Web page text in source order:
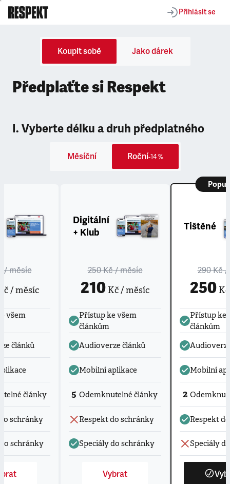
Přihlásit se
Koupit sobě Jako dárek
Předplaťte si Respekt
I. Vyberte délku a druh předplatného
Měsíční Roční-14 %
/ měsíc
/ měsíc
všem
článků
články
schránky
schránky
Digitální
+ Klub
250 Kč/ měsíc
210 Kč / měsíc
Přístup ke všem
článkům
Audioverze článků
Mobilní aplikace
5 Odemknutelné články
Respekt do schránky
Speciály do schránky
Vybrat
Tištěné
290 Kč/
250Kč
Přístup ke
článkům
Mobilní
2
Respekt
Speciály